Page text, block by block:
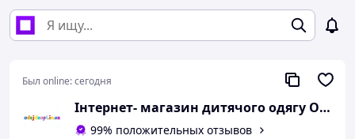
Был online:сегодня
Інтернет- магазин дитячого одягу Odejdaopt.in.ua -- "ФутболкаShop"
99% положительных отзывов